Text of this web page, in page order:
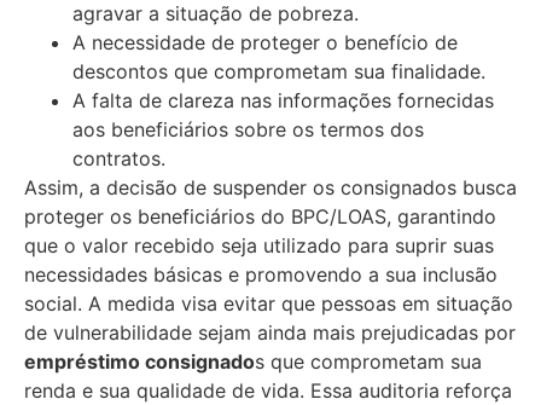
agravar a situação de pobreza.
A necessidade de proteger o benefício de
descontos que comprometam sua finalidade.
A falta de clareza nas informações fornecidas
aos beneficiários sobre os termos dos
contratos.
Assim, a decisão de suspender os consignados busca
proteger os beneficiários do BPC/LOAS, garantindo
que o valor recebido seja utilizado para suprir suas
necessidades básicas e promovendo a sua inclusão
social. A medida visa evitar que pessoas em situação
de vulnerabilidade sejam ainda mais prejudicadas por
empréstimo consignados que comprometam sua
renda e sua qualidade de vida. Essa auditoria reforça